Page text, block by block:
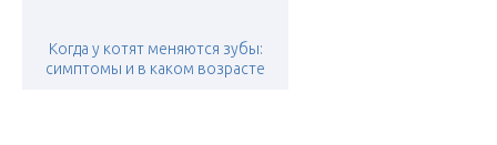
Когда у котят меняются зубы:
симптомы и в каком возрасте